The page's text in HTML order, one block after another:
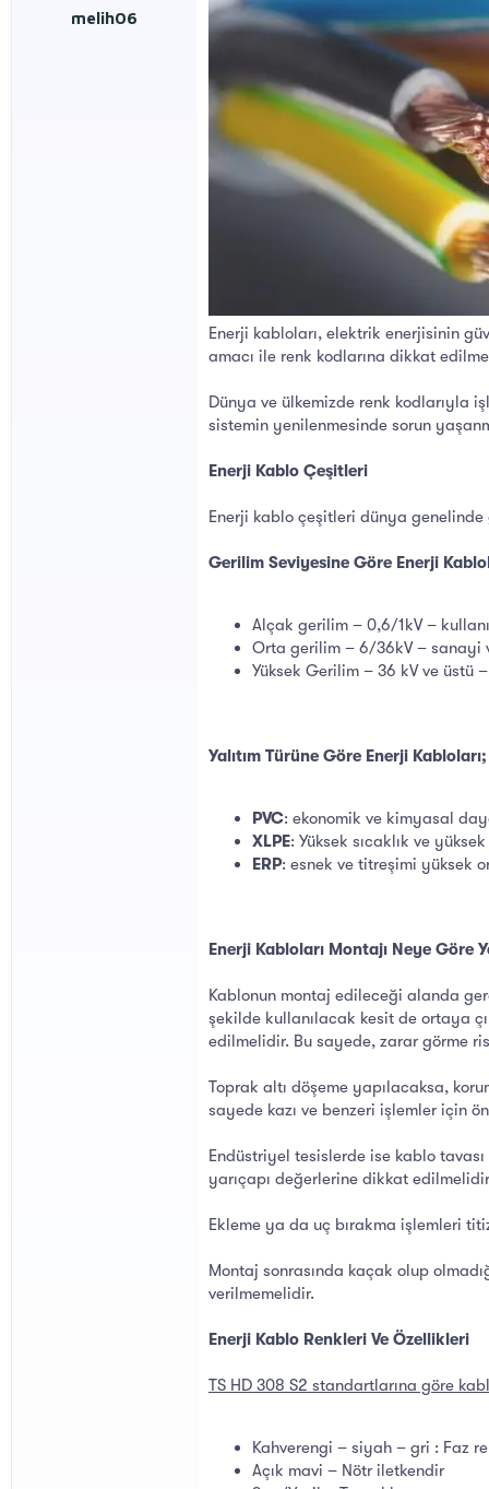
t
melih06
Enerji kabloları, elektrik enerjisinin
amacı ile renk kodlarına dikkat
Dünya ve ülkemizde renk kodlarıyla
sistemin yenilenmesinde sorun
Enerji Kablo Çeşitleri
Enerji kablo çeşitleri dünya genelinde
Gerilim Seviyesine Göre Enerji
Alçak gerilim – 0,6/1kV –
Orta gerilim – 6/36kV – sanayi
Yüksek Gerilim – 36 kV ve üstü
Yalıtım Türüne Göre Enerji Kabloları;
PVC: ekonomik ve kimyasal
XLPE: Yüksek sıcaklık ve
ERP: esnek ve titreşimi yüksek
Enerji Kabloları Montajı Neye Göre
Kablonun montaj edileceği alanda
şekilde kullanılacak kesit de ortaya
edilmelidir. Bu sayede, zarar görme
Toprak altı döşeme yapılacaksa,
sayede kazı ve benzeri işlemler için
Endüstriyel tesislerde ise kablo
yarıçapı değerlerine dikkat
Ekleme ya da uç bırakma işlemleri
Montaj sonrasında kaçak olup
verilmemelidir.
Enerji Kablo Renkleri Ve Özellikleri
TS HD 308 S2 standartlarına göre
Kahverengi – siyah – gri : Faz
Açık mavi – Nötr iletkendir